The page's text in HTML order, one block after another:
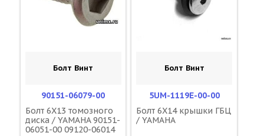
Болт Винт
90151-06079-00
Болт 6X13 томозного
диска / YAMAHA 90151-
06051-00 09120-06014
Болт Винт
5UM-1119E-00-00
Болт 6X14 крышки ГБЦ
/ YAMAHA